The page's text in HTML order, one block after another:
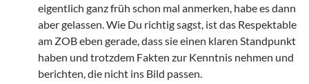
eigentlich ganz früh schon mal anmerken, habe es dann
aber gelassen. Wie Du richtig sagst, ist das Respektable
am ZOB eben gerade, dass sie einen klaren Standpunkt
haben und trotzdem Fakten zur Kenntnis nehmen und
berichten, die nicht ins Bild passen.